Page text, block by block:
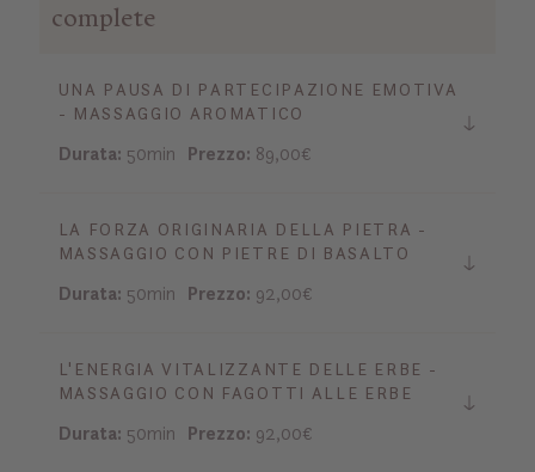
complete
UNA PAUSA DI PARTECIPAZIONE EMOTIVA
- MASSAGGIO AROMATICO
Durata: 50min Prezzo: 89,00€
LA FORZA ORIGINARIA DELLA PIETRA -
MASSAGGIO CON PIETRE DI BASALTO
Durata: 50min Prezzo: 92,00€
L'ENERGIA VITALIZZANTE DELLE ERBE -
MASSAGGIO CON FAGOTTI ALLE ERBE
Durata: 50min Prezzo: 92,00€